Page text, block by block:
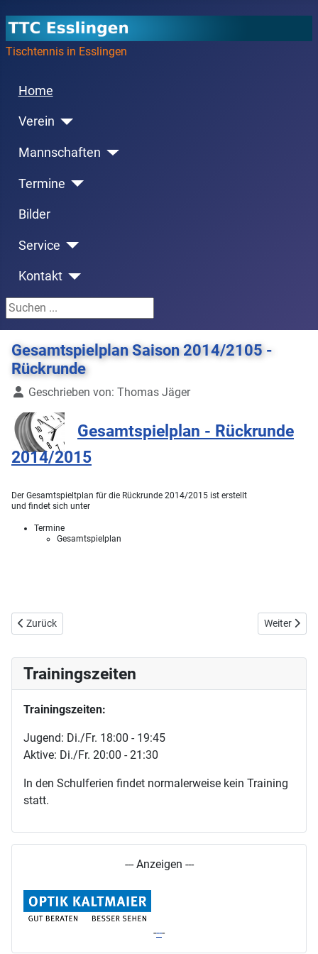
Tischtennis in Esslingen
Home
Verein
Mannschaften
Termine
Bilder
Service
Kontakt
Suchen ...
Gesamtspielplan Saison 2014/2105 -
Rückrunde
DetailsGeschrieben von: Thomas Jäger
Gesamtspielplan - Rückrunde
2014/2015
Der Gesamtspieltplan für die Rückrunde 2014/2015 ist erstellt
und findet sich unter
Termine
Gesamtspielplan
Vorheriger Beitrag: Relaunch
Zurück Nächster
Weiter
Trainingszeiten
Trainingszeiten:
Jugend: Di./Fr. 18:00 - 19:45
Aktive: Di./Fr. 20:00 - 21:30
In den Schulferien findet normalerweise kein Training
statt.
--- Anzeigen ---
----